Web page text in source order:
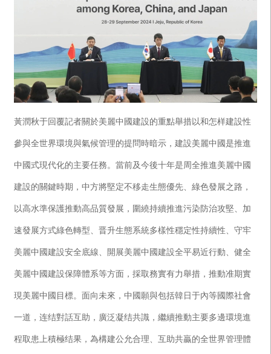
黃潤秋于回覆記者關於美麗中國建設的重點舉措以和怎样建設性
參與全世界環境與氣候管理的提問時暗示，建設美麗中國是推進
中國式現代化的主要任務。當前及今後十年是周全推進美麗中國
建設的關鍵時期，中方將堅定不移走生態優先、綠色發展之路，
以高水準保護推動高品質發展，圍繞持續推進污染防治攻堅、加
速發展方式綠色轉型、晋升生態系統多樣性穩定性持續性、守牢
美麗中國建設安全底線、開展美麗中國建設全平易近行動、健全
美麗中國建設保障體系等方面，採取務實有力舉措，推動准期實
現美麗中國目標。面向未來，中國願與包括韓日于內等國際社會
一道，连结對話互助，廣泛凝结共識，繼續推動主要多邊環境進
程取患上積極结果，為構建公允合理、互助共贏的全世界管理體